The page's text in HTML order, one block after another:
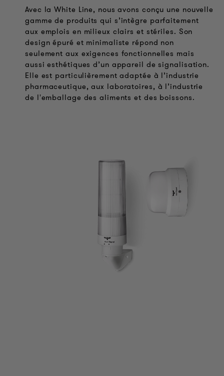
Avec la White Line, nous avons conçu une nouvelle
gamme de produits qui s’intègre parfaitement
aux emplois en milieux clairs et stériles. Son
design épuré et minimaliste répond non
seulement aux exigences fonctionnelles mais
aussi esthétiques d’un appareil de signalisation.
Elle est particulièrement adaptée à l’industrie
pharmaceutique, aux laboratoires, à l’industrie
de l'emballage des aliments et des boissons.